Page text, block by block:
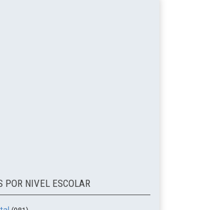
POR NIVEL ESCOLAR